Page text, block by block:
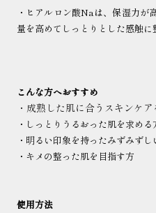
・ヒアルロン酸Naは、保湿力が
量を高めてしっとりとした感触に
こんな方へおすすめ
・成熟した肌に合うスキンケ
・しっとりうるおった肌を求める
・明るい印象を持ったみずみず
・キメの整った肌を目指す方
使用方法